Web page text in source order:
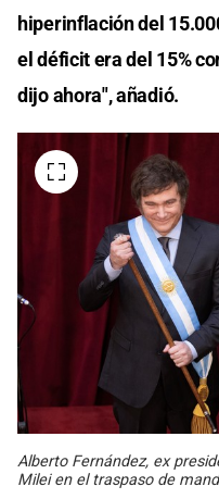
hiperinflación del
el déficit era del 15%
dijo ahora", añadió.
Alberto Fernández, ex
Milei en el traspaso de